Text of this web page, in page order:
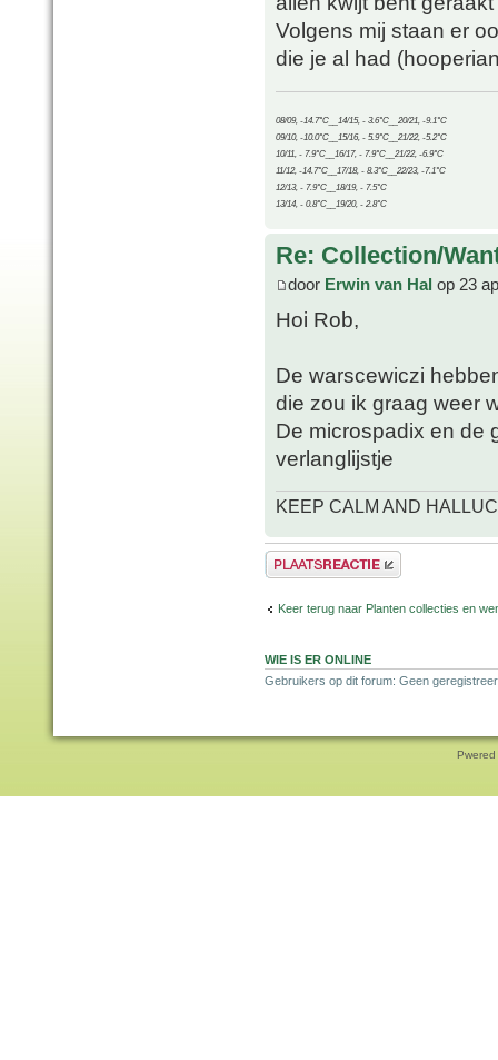
Volgens mij staan er
die je al had
08/09, -14.7°C__14/15, - 3.6°C__20/21, -9.1°C
09/10, -10.0°C__15/16, - 5.9°C__21/22, -5.2°C
10/11, - 7.9°C__16/17, - 7.9°C__21/22, -6.9°C
11/12, -14.7°C__17/18, - 8.3°C__22/23, -7.1°C
12/13, - 7.9°C__18/19, - 7.5°C
13/14, - 0.8°C__19/20, - 2.8°C
Re: Collection/
door Erwin van Hal op 23
Hoi Rob,
De warscewiczi
die zou ik graag weer
De microspadix en de
verlanglijstje
KEEP CALM AND
Plaats een reactie
Keer terug naar Planten collecties en
WIE IS ER ONLINE
Gebruikers op dit forum: Geen